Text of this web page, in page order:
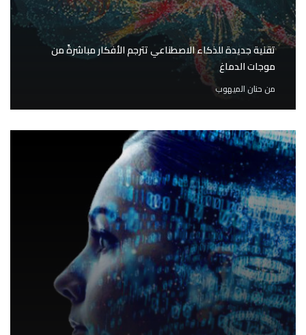
تقنية جديدة للذكاء الاصطناعي تترجم الأفكار مباشرةً من
موجات الدماغ
من حنان الميهوب